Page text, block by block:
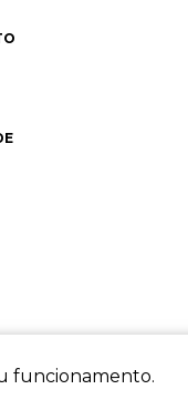
funcionamento.